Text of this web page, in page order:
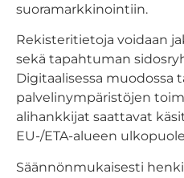
suoramarkkinointiin.
Rekisteritietoja voidaan
sekä tapahtuman
Digitaalisessa
palvelinympäristöjen
alihankkijat saattavat
EU-/ETA-alueen
Säännönmukaisesti